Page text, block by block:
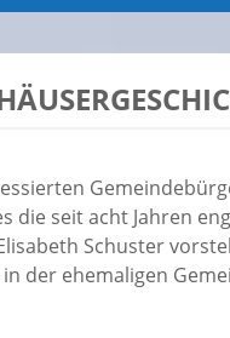
die seit acht Jahren
Schuster
der ehemaligen